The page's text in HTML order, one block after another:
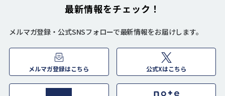
最新情報をチェック！
メルマガ登録・公式SNSフォローで最新情報をお届けします。
メルマガ登録はこちら 公式Xはこちら